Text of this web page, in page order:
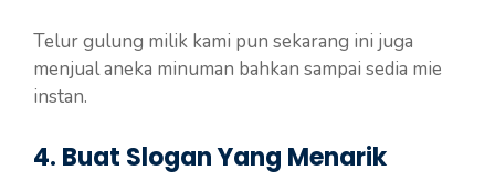
Telur gulung milik kami pun sekarang ini juga
menjual aneka minuman bahkan sampai sedia mie
instan.
4. Buat Slogan Yang Menarik